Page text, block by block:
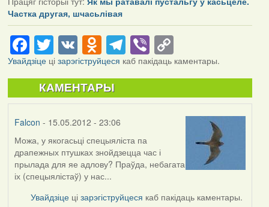
Частка другая, шчасьлівая
Facebook
Twitter
VKOdnoklassniki
Telegram
ViberCopy
Link
Увайдзіцеці зарэгіструйцеся каб пакідаць каментары.
КАМЕНТАРЫ
Falcon - 15.05.2012 - 23:06
Можа, у якогасьці спецыяліста па
драпежных птушках знойдзецца час і
прылада для яе адлову? Праўда, небагата
іх (спецыялістаў) у нас...
Увайдзіце цізарэгіструйцеся каб пакідаць каментары.